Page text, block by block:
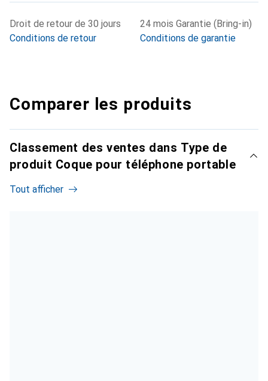
Droit de retour de 30 jours
Conditions de retour
24 mois Garantie (Bring-in)
Conditions de garantie
Comparer les produits
Classement des ventes dans Type de
produit Coque pour téléphone portable
Tout afficher